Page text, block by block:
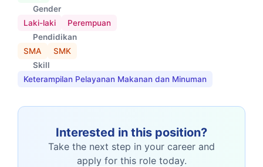
Gender
Laki-laki
Perempuan
Pendidikan
SMA
SMK
Skill
Keterampilan Pelayanan Makanan dan Minuman
Interested in this position?
Take the next step in your career and
apply for this role today.